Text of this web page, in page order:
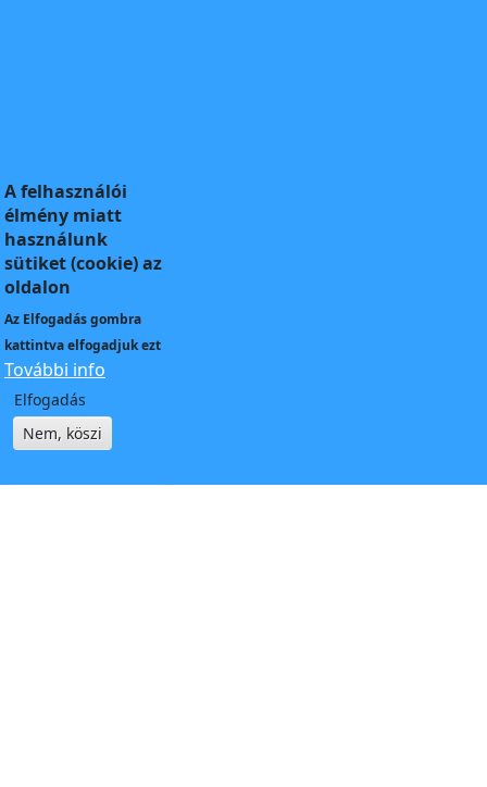
A felhasználói
élmény miatt
használunk
sütiket (cookie) az
oldalon
Az Elfogadásgombra
kattintva elfogadjuk ezt
További info
Elfogadás
Nem, köszi